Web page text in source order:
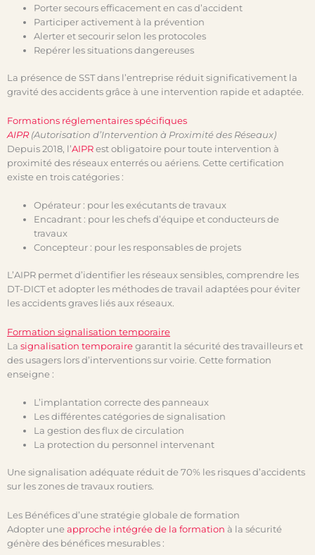
Porter secours efficacement en cas d’accident
Participer activement à la prévention
Alerter et secourir selon les protocoles
Repérer les situations dangereuses
La présence de SST dans l’entreprise réduit significativement la
gravité des accidents grâce à une intervention rapide et adaptée.
Formations réglementaires spécifiques
AIPR(Autorisation d’Intervention à Proximité des Réseaux)
Depuis 2018, l’AIPR est obligatoire pour toute intervention à
proximité des réseaux enterrés ou aériens. Cette certification
existe en trois catégories :
Opérateur : pour les exécutants de travaux
Encadrant : pour les chefs d’équipe et conducteurs de
travaux
Concepteur : pour les responsables de projets
L’AIPR permet d’identifier les réseaux sensibles, comprendre les
DT-DICT et adopter les méthodes de travail adaptées pour éviter
les accidents graves liés aux réseaux.
Formation signalisation temporaire
La signalisation temporaire garantit la sécurité des travailleurs et
des usagers lors d’interventions sur voirie. Cette formation
enseigne :
L’implantation correcte des panneaux
Les différentes catégories de signalisation
La gestion des flux de circulation
La protection du personnel intervenant
Une signalisation adéquate réduit de 70% les risques d’accidents
sur les zones de travaux routiers.
Les Bénéfices d’une stratégie globale de formation
Adopter une approche intégrée de la formation à la sécurité
génère des bénéfices mesurables :